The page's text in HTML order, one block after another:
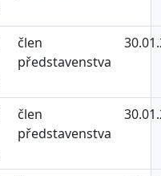
člen
představenstva
člen
představenstva